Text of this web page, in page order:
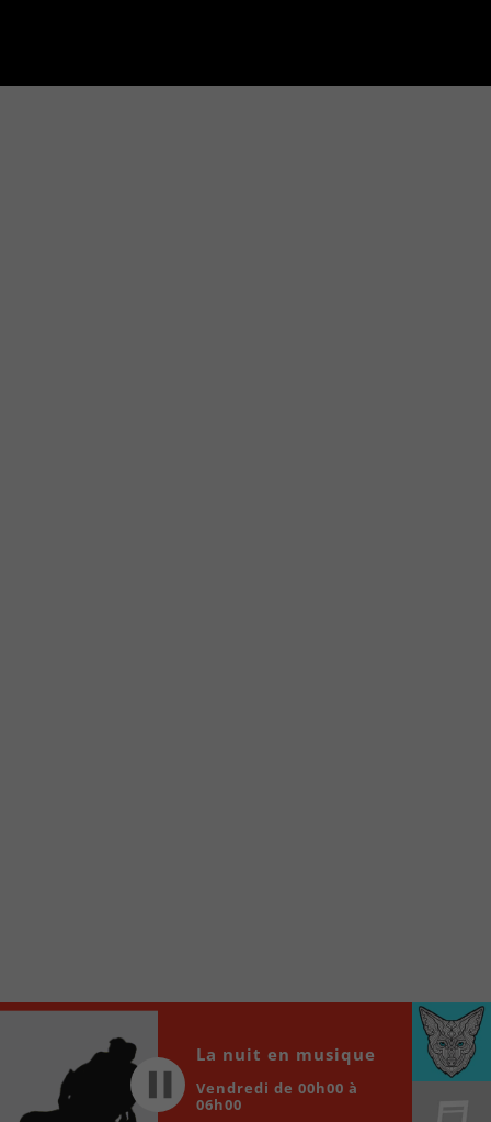
locale vous sont maintenant accessibles en un clic!
Player
00:00 00:00
La nuit en musique
Vendredi de 00h00 à
06h00